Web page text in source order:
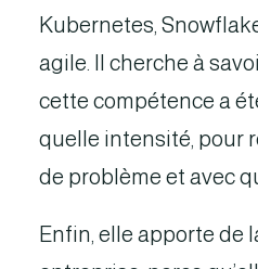
Kubernetes,
agile. Il cherche à
cette compétence a
quelle intensité, pour
de problème et avec
Enfin, elle apporte de